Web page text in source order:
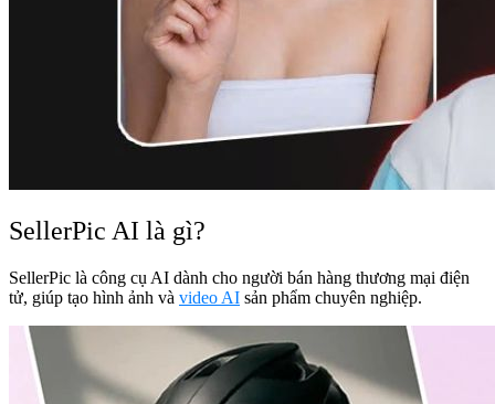
SellerPic AI là gì?
SellerPic là công cụ AI dành cho người bán hàng thương mại điện
tử, giúp tạo hình ảnh và video AI sản phẩm chuyên nghiệp.